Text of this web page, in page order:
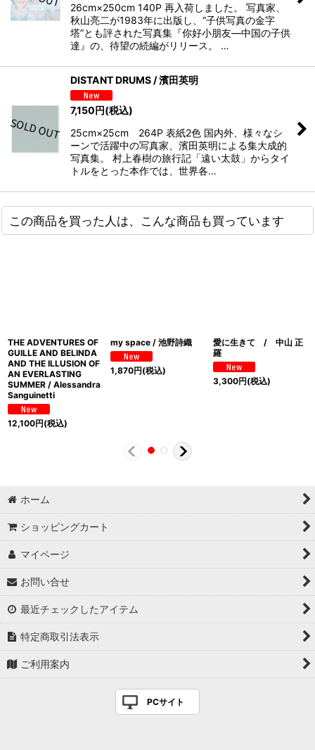
26cm×250cm 140P 再入荷しました。 写真家、
秋山亮二が1983年に出版し、“子供写真の金字
塔”とも評された写真集『你好小朋友―中国の子供
達』の、待望の続編がリリース。 …
DISTANT DRUMS / 濱田英明
7,150 円(税込)
25cm×25cm 264P 表紙2色 国内外、様々なシ
ーンで活躍中の写真家、濱田英明による集大成的
写真集。 村上春樹の旅行記「遠い太鼓」からタイ
トルをとった本作では、世界各…
この商品を買った人は、こんな商品も買っています
THE ADVENTURES OF
GUILLE AND BELINDA
AND THE ILLUSION OF
AN EVERLASTING
SUMMER / Alessandra
Sanguinetti
12,100円(税込)
my space / 池野詩織
1,870円(税込)
愛に生きて / 中山 正
羅
3,300円(税込)
ホーム
ショッピングカート
マイページ
お問い合せ
最近チェックしたアイテム
特定商取引法表示
ご利用案内
PCサイト